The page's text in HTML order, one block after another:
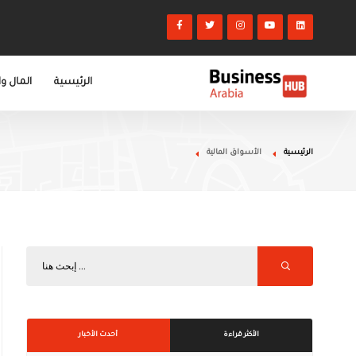
الرئيسية المال
الرئيسية الأسواق المالية
الأكثر قراءة أحدث الأخبار